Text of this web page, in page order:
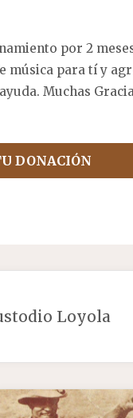
por 2
música para tí y
Muchas
DONACIÓN
Loyola